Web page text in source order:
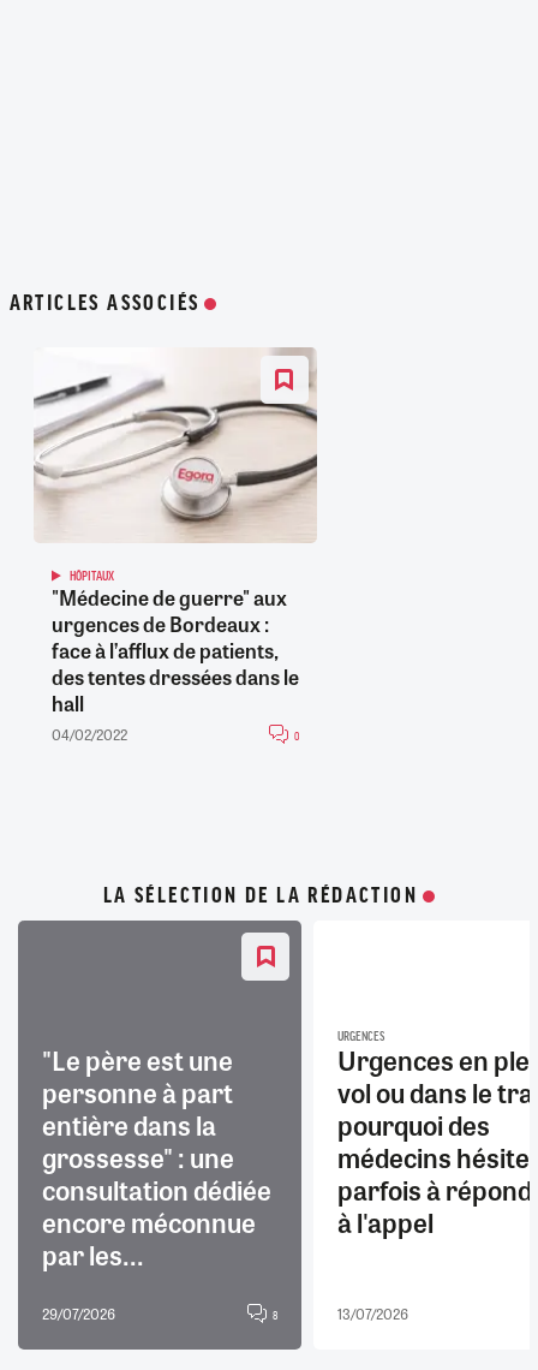
ARTICLES ASSOCIÉS
HÔPITAUX
"Médecine de guerre" aux
urgences de Bordeaux :
face à l’afflux de patients,
des tentes dressées dans le
hall
04/02/2022 0
LA SÉLECTION DE LA RÉDACTION
"Le père est une
personne à part
entière dans la
grossesse" : une
consultation dédiée
encore méconnue
par les...
29/07/2026 8
URGENCES
Urgences en
vol ou dans le
pourquoi des
médecins
parfois à
à l'appel
13/07/2026